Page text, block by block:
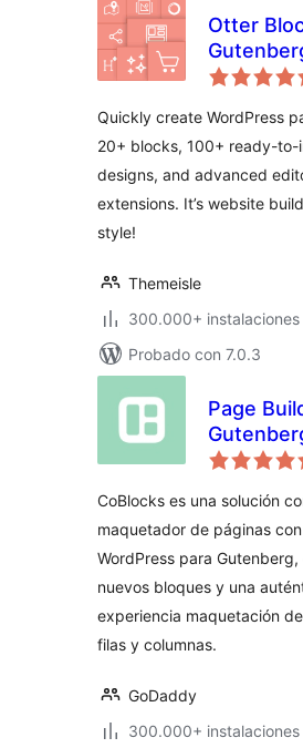
Otter
Page
FSE
Quickly create WordPress
20+ blocks, 100+ ready-to-
designs, and advanced
extensions. It’s website
style!
Themeisle
300.000+
Probado con 7.0.3
Page
CoBlocks
CoBlocks es una solución
maquetador de páginas
WordPress para Gutenberg,
nuevos bloques y una
experiencia maquetación
filas y columnas.
GoDaddy
300.000+